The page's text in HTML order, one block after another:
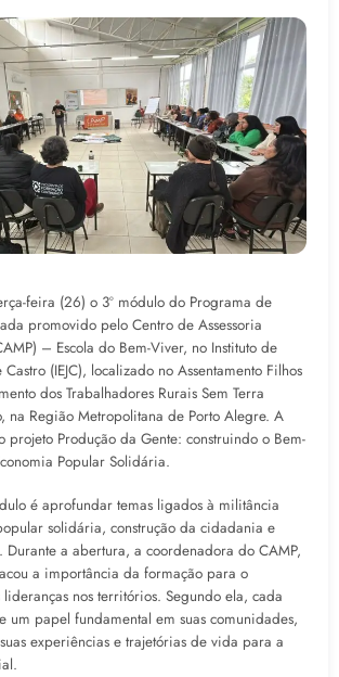
feira (26) o 3º módulo do Programa de
promovido pelo Centro de Assessoria
– Escola do Bem-Viver, no Instituto de
Castro (IEJC), localizado no Assentamento Filhos
dos Trabalhadores Rurais Sem Terra
na Região Metropolitana de Porto Alegre. A
Produção da Gente: construindo o Bem-
Popular Solidária.
é aprofundar temas ligados à militância
solidária, construção da cidadania e
a abertura, a coordenadora do CAMP,
a importância da formação para o
nos territórios. Segundo ela, cada
um papel fundamental em suas comunidades,
experiências e trajetórias de vida para a